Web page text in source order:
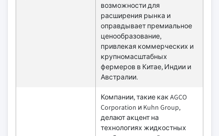
возможности для
расширения рынка и
оправдывает премиальное
ценообразование,
привлекая коммерческих и
крупномасштабных
фермеров в Китае, Индии и
Австралии.
Компании, такие как AGCO
Corporation и Kuhn Group,
делают акцент на
технологиях жидкостных